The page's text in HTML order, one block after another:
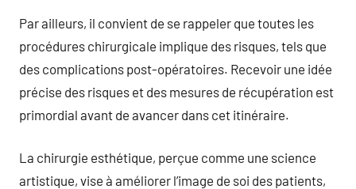
Par ailleurs, il convient de se rappeler que toutes les
procédures chirurgicale implique des risques, tels que
des complications post-opératoires. Recevoir une idée
précise des risques et des mesures de récupération est
primordial avant de avancer dans cet itinéraire.
La chirurgie esthétique, perçue comme une science
artistique, vise à améliorer l’image de soi des patients,